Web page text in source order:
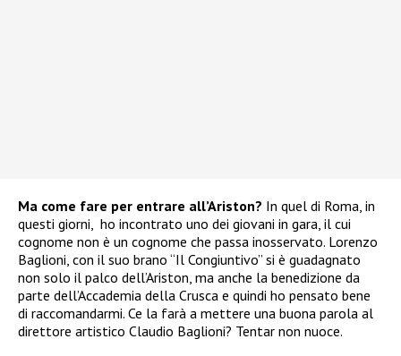
Ma come fare per entrare all’Ariston? In quel di Roma, in
questi giorni, ho incontrato uno dei giovani in gara, il cui
cognome non è un cognome che passa inosservato. Lorenzo
Baglioni, con il suo brano “Il Congiuntivo” si è guadagnato
non solo il palco dell’Ariston, ma anche la benedizione da
parte dell’Accademia della Crusca e quindi ho pensato bene
di raccomandarmi. Ce la farà a mettere una buona parola al
direttore artistico Claudio Baglioni? Tentar non nuoce.